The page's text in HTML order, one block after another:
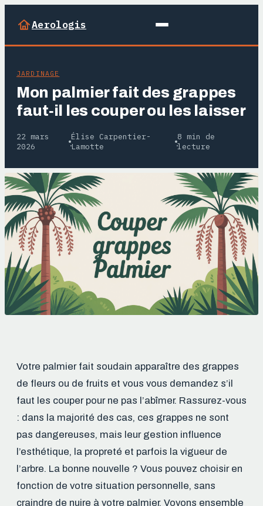
Aerologis
JARDINAGE
Mon palmier fait des grappes
faut‑il les couper ou les laisser
22 mars
2026
·
Élise Carpentier-
Lamotte
·
8 min de
lecture
Votre palmier fait soudain apparaître des grappes
de fleurs ou de fruits et vous vous demandez s’il
faut les couper pour ne pas l’abîmer. Rassurez-vous
: dans la majorité des cas, ces grappes ne sont
pas dangereuses, mais leur gestion influence
l’esthétique, la propreté et parfois la vigueur de
l’arbre. La bonne nouvelle ? Vous pouvez choisir en
fonction de votre situation personnelle, sans
craindre de nuire à votre palmier. Voyons ensemble